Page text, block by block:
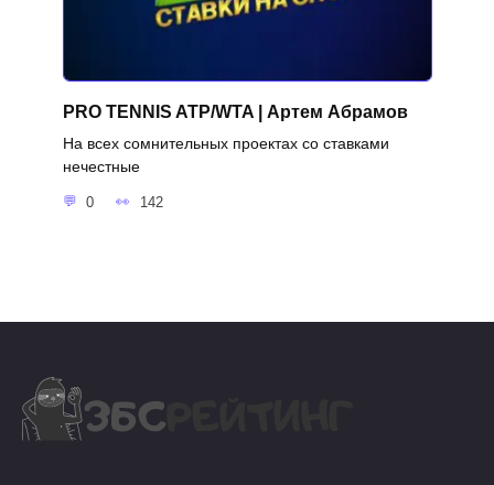
PRO TENNIS ATP/WTA | Артем Абрамов
На всех сомнительных проектах со ставками
нечестные
0 142